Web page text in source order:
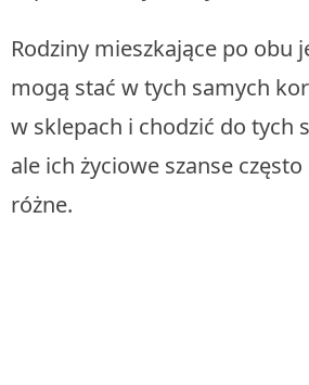
Rodziny mieszkające po obu
mogą stać w tych samych
w sklepach i chodzić do tych
ale ich życiowe szanse
różne.